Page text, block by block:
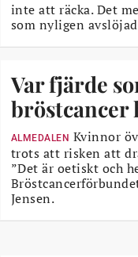
inte att räcka. Det
som nyligen
Var fjärde
bröstcancer
ALMEDALEN Kvinnor
trots att risken att
”Det är oetiskt och
Jensen.